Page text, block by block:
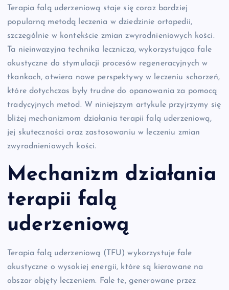
Terapia falą uderzeniową staje się coraz bardziej
popularną metodą leczenia w dziedzinie ortopedii,
szczególnie w kontekście zmian zwyrodnieniowych kości.
Ta nieinwazyjna technika lecznicza, wykorzystująca fale
akustyczne do stymulacji procesów regeneracyjnych w
tkankach, otwiera nowe perspektywy w leczeniu schorzeń,
które dotychczas były trudne do opanowania za pomocą
tradycyjnych metod. W niniejszym artykule przyjrzymy się
bliżej mechanizmom działania terapii falą uderzeniową,
jej skuteczności oraz zastosowaniu w leczeniu zmian
zwyrodnieniowych kości.
Mechanizm działania
terapii falą
uderzeniową
Terapia falą uderzeniową (TFU) wykorzystuje fale
akustyczne o wysokiej energii, które są kierowane na
obszar objęty leczeniem. Fale te, generowane przez